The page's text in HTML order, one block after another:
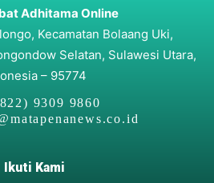
Adhitama Online
Kecamatan Bolaang Uki,
Selatan, Sulawesi Utara,
– 95774
9309 9860
Ikuti Kami